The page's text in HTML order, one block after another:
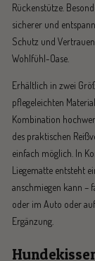
Rückenstütze.
sicherer und
Schutz und
Wohlfühl-Oase.
Erhältlich in zwei
pflegeleichten
Kombination
des praktischen
einfach möglich. In
Liegematte entsteht
anschmiegen kann –
oder im Auto oder
Ergänzung.